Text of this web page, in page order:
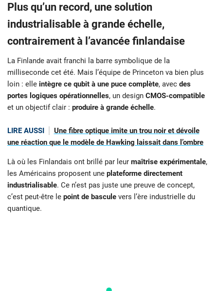
Plus qu’un record, une solution
industrialisable à grande échelle,
contrairement à l’avancée finlandaise
La Finlande avait franchi la barre symbolique de la
milliseconde cet été. Mais l’équipe de Princeton va bien plus
loin : elle intègre ce qubit à une puce complète, avec des
portes logiques opérationnelles, un design CMOS-compatible
et un objectif clair : produire à grande échelle.
LIRE AUSSI
Une fibre optique imite un trou noir et dévoile
une réaction que le modèle de Hawking laissait dans l’ombre
Là où les Finlandais ont brillé par leur maîtrise expérimentale,
les Américains proposent une plateforme directement
industrialisable. Ce n’est pas juste une preuve de concept,
c’est peut-être le point de bascule vers l’ère industrielle du
quantique.